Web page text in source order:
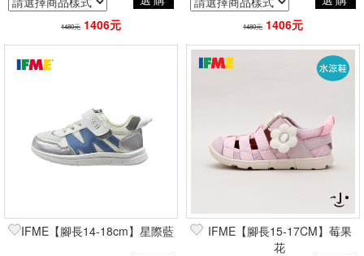
1480元 1406元 1480元 1406元
IFME【腳長14-18cm】星際藍
IFME【腳長15-17CM】莓果
花